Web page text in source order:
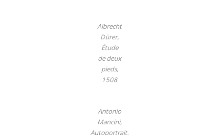
Albrecht
Dürer,
Étude
de deux
pieds,
1508
Antonio
Mancini,
Autoportrait,